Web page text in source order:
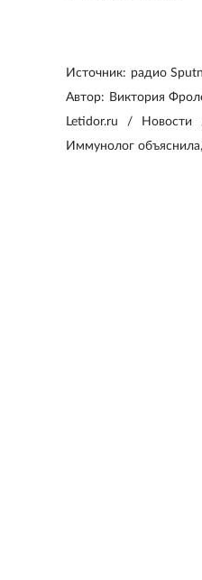
Источник: радио
Автор: Виктория
Letidor.ru
/ Новости
Иммунолог